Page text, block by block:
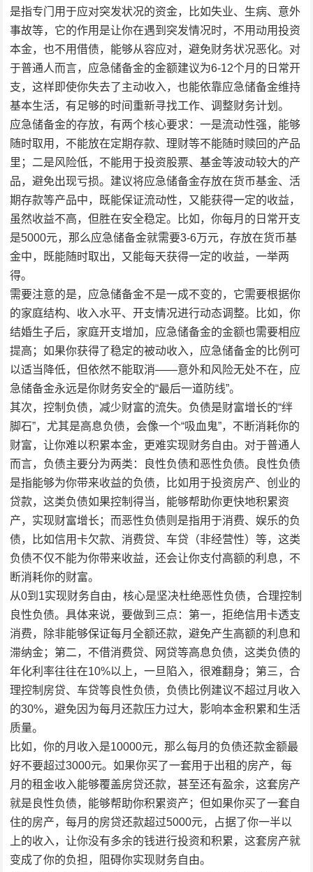
是指专门用于应对突发状况的资金，比如失业、生病、意外
事故等，它的作用是让你在遇到突发情况时，不用动用投资
本金，也不用借债，能够从容应对，避免财务状况恶化。对
于普通人而言，应急储备金的金额建议为6-12个月的日常开
支，这样即使你失去了主动收入，也能依靠应急储备金维持
基本生活，有足够的时间重新寻找工作、调整财务计划。
应急储备金的存放，有两个核心要求：一是流动性强，能够
随时取用，不能放在定期存款、理财等不能随时赎回的产品
里；二是风险低，不能用于投资股票、基金等波动较大的产
品，避免出现亏损。建议将应急储备金存放在货币基金、活
期存款等产品中，既能保证流动性，又能获得一定的收益，
虽然收益不高，但胜在安全稳定。比如，你每月的日常开支
是5000元，那么应急储备金就需要3-6万元，存放在货币基
金中，既能随时取出，又能每天获得一定的收益，一举两
得。
需要注意的是，应急储备金不是一成不变的，它需要根据你
的家庭结构、收入水平、开支情况进行动态调整。比如，你
结婚生子后，家庭开支增加，应急储备金的金额也需要相应
提高；如果你获得了稳定的被动收入，应急储备金的比例可
以适当降低，但依然不能取消——意外和风险无处不在，应
急储备金永远是你财务安全的“最后一道防线”。
其次，控制负债，减少财富的流失。负债是财富增长的“绊
脚石”，尤其是高息负债，会像一个“吸血鬼”，不断消耗你的
财富，让你难以积累本金，更难实现财务自由。对于普通人
而言，负债主要分为两类：良性负债和恶性负债。良性负债
是指能够为你带来收益的负债，比如用于投资房产、创业的
贷款，这类负债如果控制得当，能够帮助你更快地积累资
产，实现财富增长；而恶性负债则是指用于消费、娱乐的负
债，比如信用卡欠款、消费贷、车贷（非经营性）等，这类
负债不仅不能为你带来收益，还会让你支付高额的利息，不
断消耗你的财富。
从0到1实现财务自由，核心是坚决杜绝恶性负债，合理控制
良性负债。具体来说，要做到三点：第一，拒绝信用卡透支
消费，除非能够保证每月全额还款，避免产生高额的利息和
滞纳金；第二，不借消费贷、网贷等高息负债，这类负债的
年化利率往往在10%以上，一旦陷入，很难翻身；第三，合
理控制房贷、车贷等良性负债，负债比例建议不超过月收入
的30%，避免因为每月还款压力过大，影响本金积累和生活
质量。
比如，你的月收入是10000元，那么每月的负债还款金额最
好不要超过3000元。如果你买了一套用于出租的房产，每
月的租金收入能够覆盖房贷还款，甚至还有盈余，这套房产
就是良性负债，能够帮助你积累资产；但如果你买了一套自
住的房产，每月的房贷还款超过5000元，占据了你一半以
上的收入，让你没有多余的钱进行投资和积累，这套房产就
变成了你的负担，阻碍你实现财务自由。